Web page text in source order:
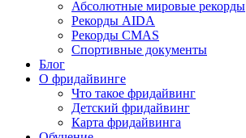
Абсолютные мировые рекорды
Рекорды AIDA
Рекорды CMAS
Спортивные документы
Блог
О фридайвинге
Что такое фридайвинг
Детский фридайвинг
Карта фридайвинга